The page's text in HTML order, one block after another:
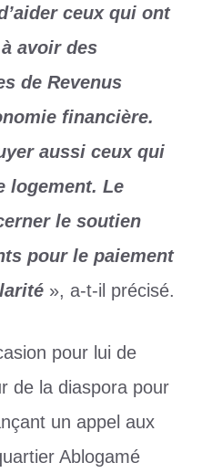
ceux qui ont
avoir des
de Revenus
financière.
aussi ceux qui
logement. Le
le soutien
pour le paiement
», a-t-il précisé.
pour lui de
de la diaspora pour
un appel aux
Ablogamé